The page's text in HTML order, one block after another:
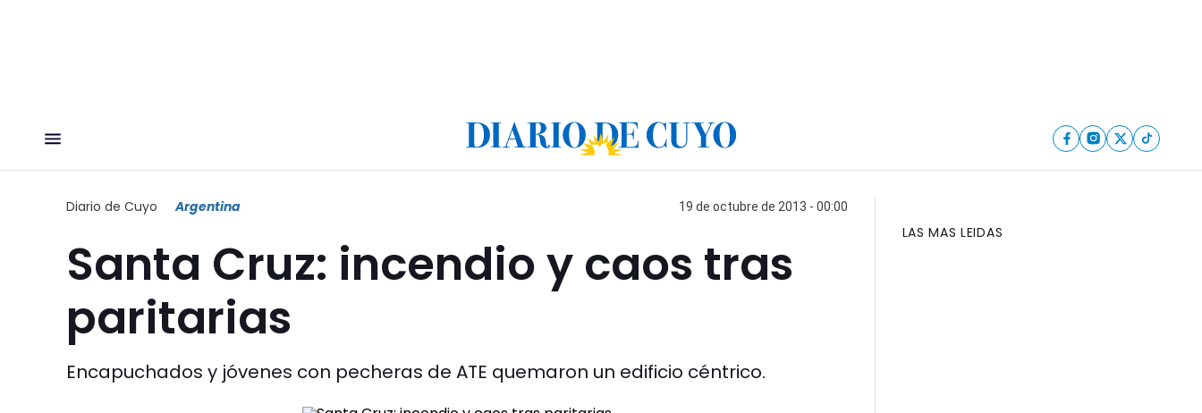
Diario de Cuyo Argentina 19 de octubre de 2013 - 00:00
Santa Cruz: incendio y caos tras
paritarias
Encapuchados y jóvenes con pecheras de ATE quemaron un edificio céntrico.
LAS MAS LEIDAS